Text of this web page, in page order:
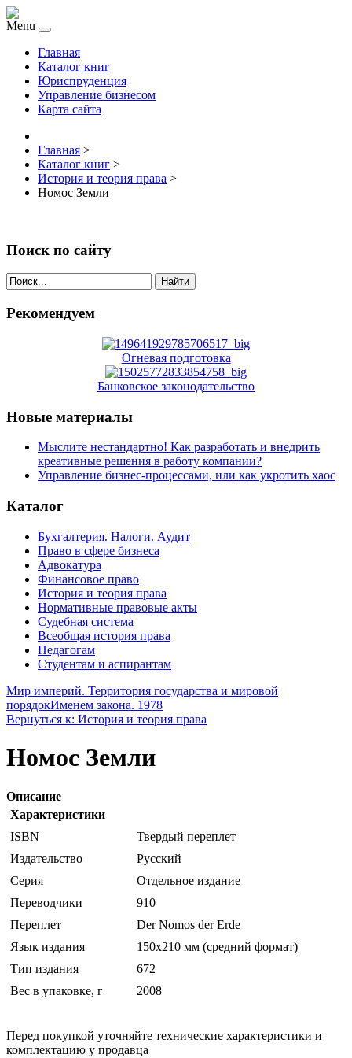
Menu
Главная
Каталог книг
Юриспруденция
Управление бизнесом
Карта сайта
Главная >
Каталог книг >
История и теория права >
Нoмoс Земли
Поиск по сайту
Найти
Рекомендуем
Огневая подготовка
Банковское законодательство
Новые материалы
Мыслите нестандартно! Как разработать и внедрить
креативные решения в работу компании?
Управление бизнес-процессами, или как укротить хаос
Каталог
Бухгалтерия. Налоги. Аудит
Право в сфере бизнеса
Адвокатура
Финансовое право
История и теория права
Нормативные правовые акты
Судебная система
Всеобщая история права
Педагогам
Студентам и аспирантам
Мир империй. Территория государства и мировой
порядокИменем закона. 1978
Вернуться к: История и теория права
Нoмoс Земли
Описание
Характеристики
ISBN
Твердый переплет
Издательство
Русский
Серия
Отдельное издание
Переводчики
910
Переплет
Der Nomos der Erde
Язык издания
150x210 мм (средний формат)
Тип издания
672
Вес в упаковке, г
2008
Перед покупкой уточняйте технические характеристики и
комплектацию у продавца